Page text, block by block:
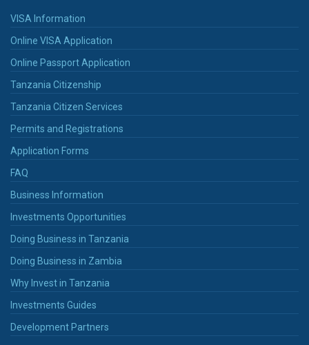
VISA Information
Online VISA Application
Online Passport Application
Tanzania Citizenship
Tanzania Citizen Services
Permits and Registrations
Application Forms
FAQ
Business Information
Investments Opportunities
Doing Business in Tanzania
Doing Business in Zambia
Why Invest in Tanzania
Investments Guides
Development Partners